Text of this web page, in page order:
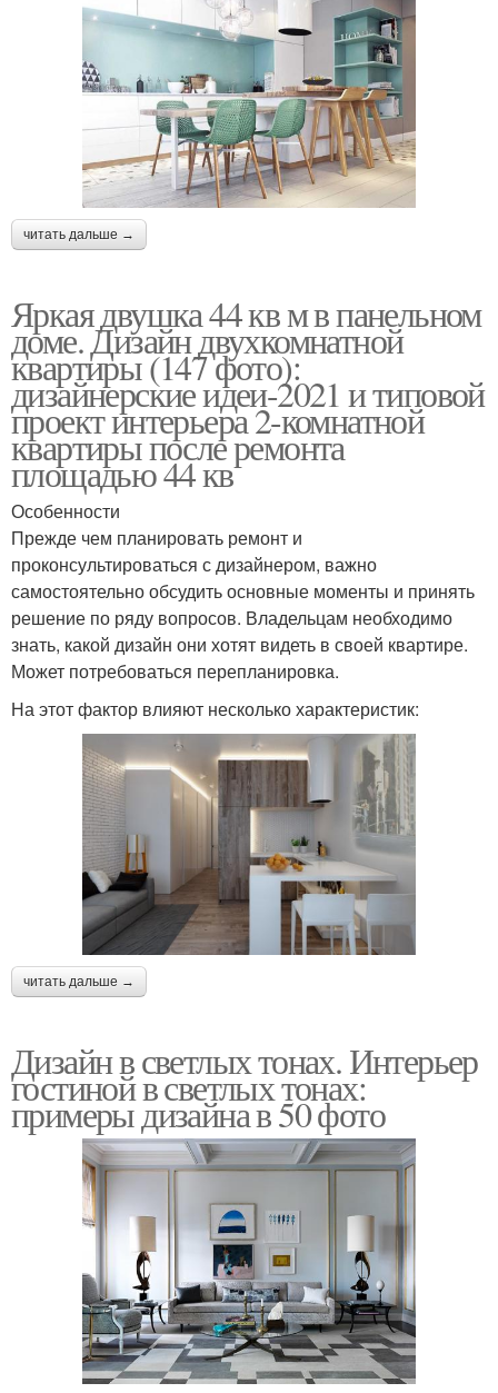
читать дальше →
Яркая двушка 44 кв м в панельном
доме. Дизайн двухкомнатной
квартиры (147 фото):
дизайнерские идеи-2021 и типовой
проект интерьера 2-комнатной
квартиры после ремонта
площадью 44 кв
Особенности
Прежде чем планировать ремонт и
проконсультироваться с дизайнером, важно
самостоятельно обсудить основные моменты и принять
решение по ряду вопросов. Владельцам необходимо
знать, какой дизайн они хотят видеть в своей квартире.
Может потребоваться перепланировка.
На этот фактор влияют несколько характеристик:
читать дальше →
Дизайн в светлых тонах. Интерьер
гостиной в светлых тонах:
примеры дизайна в 50 фото